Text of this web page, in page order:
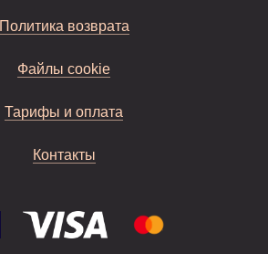
Политика возврата
Файлы cookie
Тарифы и оплата
Контакты